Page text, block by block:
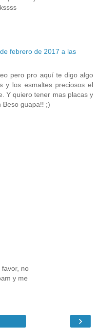
febrero de 2017 a las
pero pro aquí te digo algo
y los esmaltes preciosos el
Y quiero tener mas placas y
Beso guapa!! ;)
favor, no
y me
›